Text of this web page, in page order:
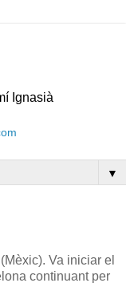
Ignasià
▼
Va iniciar el
continuant per